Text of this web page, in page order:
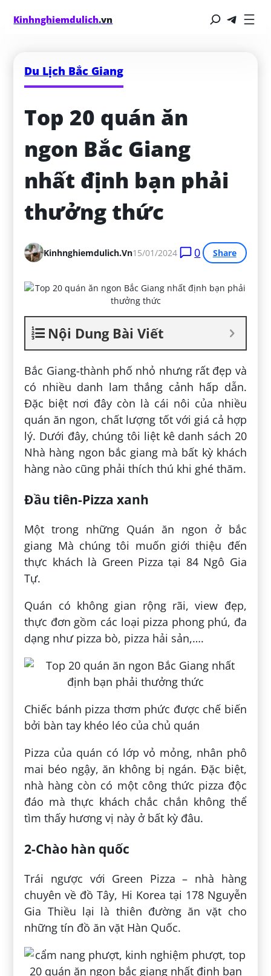
Kinhnghiemdulich.vn
Du Lịch Bắc Giang
Top 20 quán ăn
ngon Bắc Giang
nhất định bạn phải
thưởng thức
Kinhnghiemdulich.vn15/01/2024 0 Share
Nội Dung Bài Viết
Bắc Giang-thành phố nhỏ nhưng rất đẹp và
có nhiều danh lam thắng cảnh hấp dẫn.
Đặc biệt nơi đây còn là cái nôi của nhiều
quán ăn ngon, chất lượng tốt với giá cả hợp
lý. Dưới đây, chúng tôi liệt kê danh sách 20
Nhà hàng ngon bắc giang mà bất kỳ khách
hàng nào cũng phải thích thú khi ghé thăm.
Đầu tiên-Pizza xanh
Một trong những Quán ăn ngon ở bắc
giang Mà chúng tôi muốn giới thiệu đến
thực khách là Green Pizza tại 84 Ngô Gia
Tự.
Quán có không gian rộng rãi, view đẹp,
thực đơn gồm các loại pizza phong phú, đa
dạng như pizza bò, pizza hải sản,….
Chiếc bánh pizza thơm phức được chế biến
bởi bàn tay khéo léo của chủ quán
Pizza của quán có lớp vỏ mỏng, nhân phô
mai béo ngậy, ăn không bị ngán. Đặc biệt,
nhà hàng còn có một công thức pizza độc
đáo mà thực khách chắc chắn không thể
tìm thấy hương vị này ở bất kỳ đâu.
2-Chào hàn quốc
Trái ngược với Green Pizza – nhà hàng
chuyên về đồ Tây, Hi Korea tại 178 Nguyễn
Gia Thiều lại là thiên đường ăn vặt cho
những tín đồ ăn vặt Hàn Quốc.